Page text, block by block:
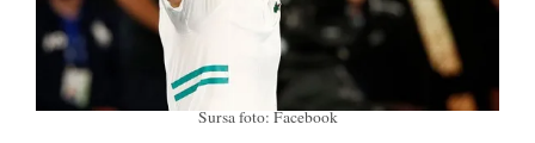
Sursa foto: Facebook